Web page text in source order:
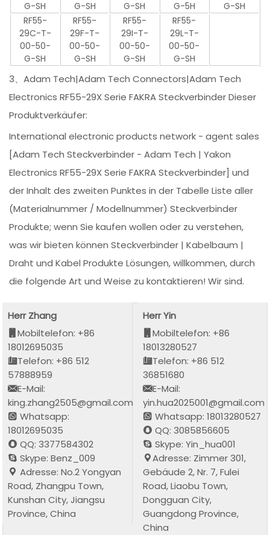
G-SH G-SH G-SH G-5H
G-SH
RF55-
29C-T-
00-50-
G-SH
RF55-
29F-T-
00-50-
G-SH
RF55-
29I-T-
00-50-
G-SH
RF55-
29L-T-
00-50-
G-SH
3、Adam Tech|Adam Tech Connectors|Adam Tech
Electronics RF55-29X Serie FAKRA Steckverbinder Dieser
Produktverkäufer:
International electronic products network - agent sales
[Adam Tech Steckverbinder - Adam Tech | Yakon
Electronics RF55-29X Serie FAKRA Steckverbinder] und
der Inhalt des zweiten Punktes in der Tabelle Liste aller
(Materialnummer / Modellnummer) Steckverbinder
Produkte; wenn Sie kaufen wollen oder zu verstehen,
was wir bieten können Steckverbinder | Kabelbaum |
Draht und Kabel Produkte Lösungen, willkommen, durch
die folgende Art und Weise zu kontaktieren! Wir sind.
Herr Zhang
Mobiltelefon: +86
18012695035
Telefon: +86 512
57888959
E-Mail:
king.zhang2505@gmail.com
Whatsapp:
18012695035
QQ: 3377584302
Skype: Benz_009
Adresse: No.2 Yongyan
Road, Zhangpu Town,
Kunshan City, Jiangsu
Province, China
Herr Yin
Mobiltelefon: +86
18013280527
Telefon: +86 512
36851680
E-Mail:
yin.hua2025001@gmail.com
Whatsapp: 18013280527
QQ: 3085856605
Skype: Yin_hua001
Adresse: Zimmer 301,
Gebäude 2, Nr. 7, Fulei
Road, Liaobu Town,
Dongguan City,
Guangdong Province,
China